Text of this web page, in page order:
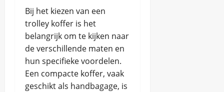
Bij het kiezen van een
trolley koffer is het
belangrijk om te kijken naar
de verschillende maten en
hun specifieke voordelen.
Een compacte koffer, vaak
geschikt als handbagage, is